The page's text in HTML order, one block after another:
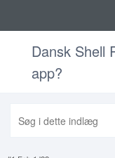
Dansk Shell
app?